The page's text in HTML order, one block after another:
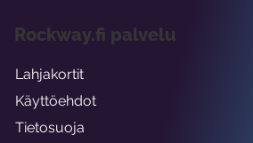
Rockway.fi palvelu
Lahjakortit
Käyttöehdot
Tietosuoja